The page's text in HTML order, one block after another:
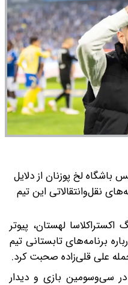
باشگاه لخ پوزنان از دلایل
نقل‌وانتقالاتی این تیم
لهستان، پیوتر
برنامه‌های تابستانی تیم
علی قلی‌زاده صحبت کرد.
سی‌وسومین بازی و دیدار